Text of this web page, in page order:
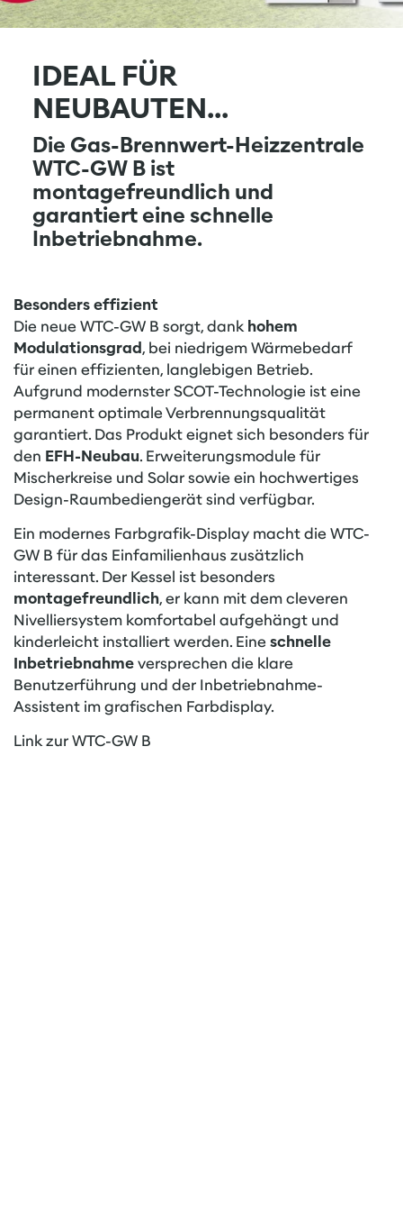
IDEAL FÜR
NEUBAUTEN...
Die Gas-Brennwert-Heizzentrale
WTC-GW B ist
montagefreundlich und
garantiert eine schnelle
Inbetriebnahme.
Besonders effizient
Die neue WTC-GW B sorgt, dankhohem
Modulationsgrad, bei niedrigem Wärmebedarf
für einen effizienten, langlebigen Betrieb.
Aufgrund modernster SCOT-Technologie ist eine
permanent optimale Verbrennungsqualität
garantiert. Das Produkt eignet sich besonders für
den EFH-Neubau. Erweiterungsmodule für
Mischerkreise und Solar sowie ein hochwertiges
Design-Raumbediengerät sind verfügbar.
Ein modernes Farbgrafik-Display macht die WTC-
GW B für das Einfamilienhaus zusätzlich
interessant. Der Kessel ist besonders
montagefreundlich, er kann mit dem cleveren
Nivelliersystem komfortabel aufgehängt und
kinderleicht installiert werden. Eineschnelle
Inbetriebnahmeversprechen die klare
Benutzerführung und der Inbetriebnahme-
Assistent im grafischen Farbdisplay.
Link zur WTC-GW B